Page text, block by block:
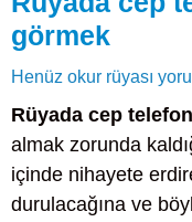
görmek
Henüz okur rüyası
Rüyada cep
almak zorunda
içinde nihayete
durulacağına ve